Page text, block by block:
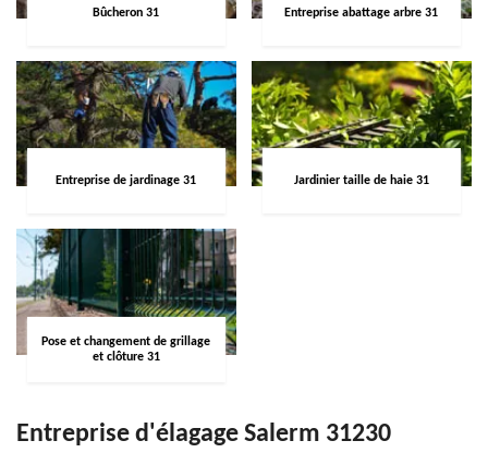
Bûcheron 31 Entreprise abattage arbre 31
Entreprise de jardinage 31 Jardinier taille de haie 31
Pose et changement de grillage
et clôture 31
Entreprise d'élagage Salerm 31230